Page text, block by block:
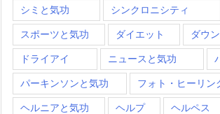
シミと気功 シンクロニシティ
スポーツと気功 ダイエット ダウ
ドライアイ ニュースと気功
パーキンソンと気功 フォト・ヒーリン
ヘルニアと気功 ヘルプ ヘルペス